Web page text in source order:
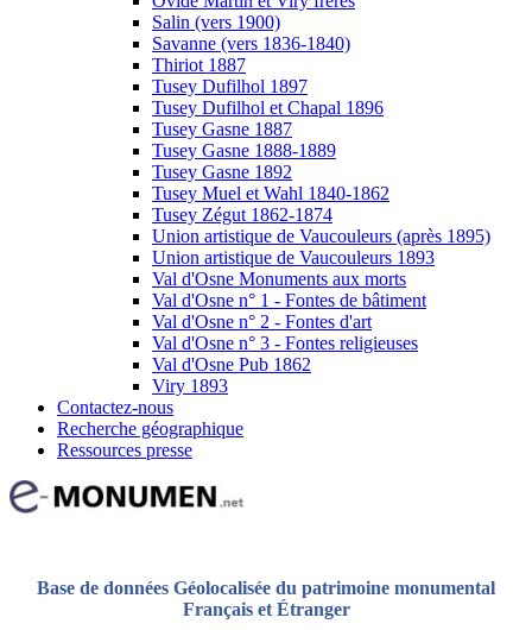
Salin (vers 1900)
Savanne (vers 1836-1840)
Thiriot 1887
Tusey Dufilhol 1897
Tusey Dufilhol et Chapal 1896
Tusey Gasne 1887
Tusey Gasne 1888-1889
Tusey Gasne 1892
Tusey Muel et Wahl 1840-1862
Tusey Zégut 1862-1874
Union artistique de Vaucouleurs (après 1895)
Union artistique de Vaucouleurs 1893
Val d'Osne Monuments aux morts
Val d'Osne n° 1 - Fontes de bâtiment
Val d'Osne n° 2 - Fontes d'art
Val d'Osne n° 3 - Fontes religieuses
Val d'Osne Pub 1862
Viry 1893
Contactez-nous
Recherche géographique
Ressources presse
Base de données Géolocalisée du patrimoine monumental
Français et Étranger